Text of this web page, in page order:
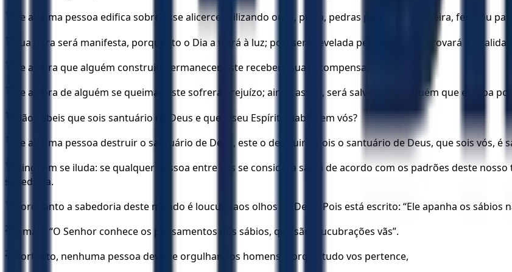
12 Se alguma pessoa edifica sobre esse alicerce utilizando ouro, prata, pedras preciosas, madeira, feno ou
13 sua obra será manifesta, porquanto o Dia a trará à luz; pois será revelada pelo fogo, que provará a
14 Se a obra que alguém construiu permanecer, este receberá sua recompensa.
15 Se a obra de alguém se queimar, este sofrerá prejuízo; ainda assim, será salvo como alguém que escapa
16 Não sabeis que sois santuário de Deus e que o seu Espírito habita em vós?
17 Se alguma pessoa destruir o santuário de Deus, este o destruirá; pois o santuário de Deus, que sois vós, é
18
Ninguém se iluda: se qualquer pessoa entre vós se considera sábia de acordo com os padrões deste
sabedoria.
19 Porquanto a sabedoria deste mundo é loucura aos olhos de Deus. Pois está escrito: “Ele apanha os sábios
20 E mais: “O Senhor conhece os pensamentos dos sábios, que são elucubrações vãs”.
21 Portanto, nenhuma pessoa deve se orgulhar dos homens, porque tudo vos pertence,